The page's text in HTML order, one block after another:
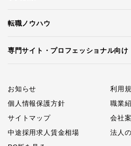
転職ノウハウ
専門サイト・プロフェッショナル向け
お知らせ
利用
個人情報保護方針
職業
サイトマップ
会社
中途採用求人賃金相場
法人